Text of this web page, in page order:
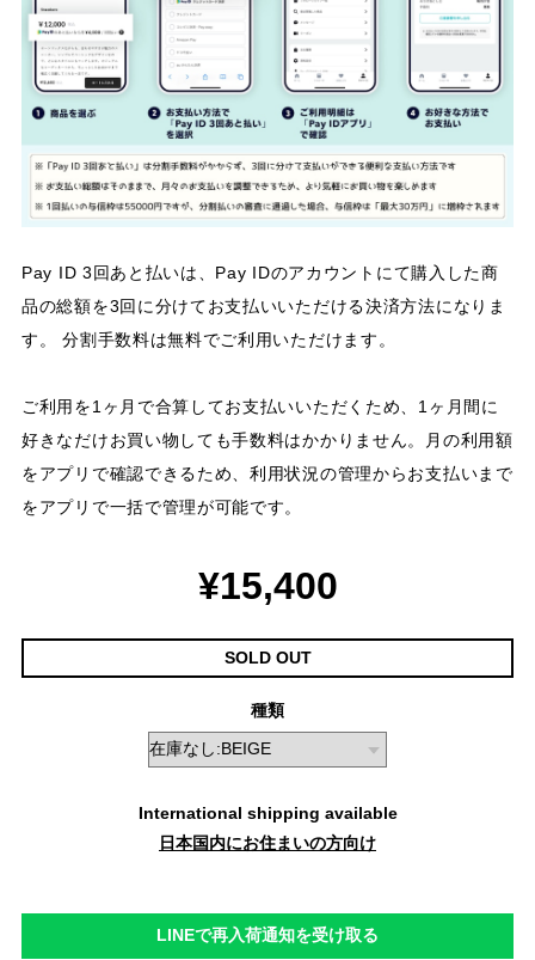
Pay ID 3回あと払いは、Pay IDのアカウントにて購入した商
品の総額を3回に分けてお支払いいただける決済方法になりま
す。 分割手数料は無料でご利用いただけます。
ご利用を1ヶ月で合算してお支払いいただくため、1ヶ月間に
好きなだけお買い物しても手数料はかかりません。月の利用額
をアプリで確認できるため、利用状況の管理からお支払いまで
をアプリで一括で管理が可能です。
¥15,400
SOLD OUT
種類
International shipping available
日本国内にお住まいの方向け
LINEで再入荷通知を受け取る